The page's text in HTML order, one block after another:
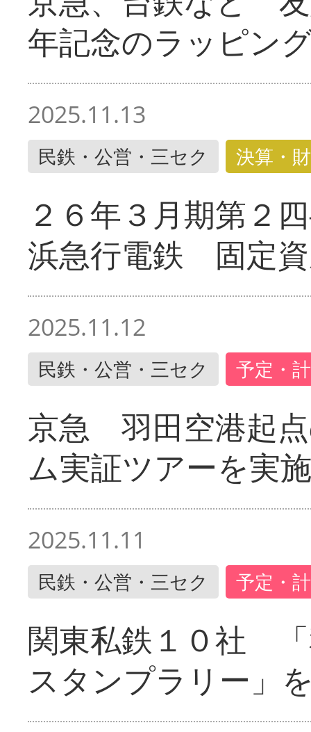
年記念のラッピン
2025.11.13
民鉄・公営・三セク 決算・
２６年３月期第２
浜急行電鉄 固定
2025.11.12
民鉄・公営・三セク 予定・
京急 羽田空港起
ム実証ツアーを実施
2025.11.11
民鉄・公営・三セク 予定・
関東私鉄１０社
スタンプラリー」